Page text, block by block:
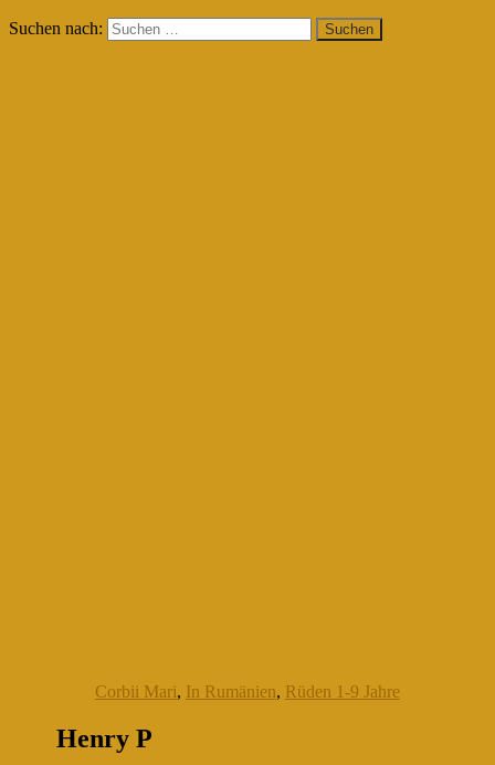
Suchen nach:
Corbii Mari, In Rumänien, Rüden 1-9 Jahre
Henry P